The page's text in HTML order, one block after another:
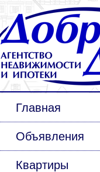
Главная
Объявления
Квартиры